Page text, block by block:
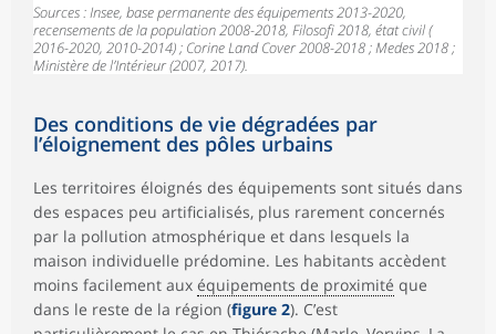
Sources : Insee, base permanente des équipements 2013-2020,
recensements de la population 2008-2018, Filosofi 2018, état civil (
2016-2020, 2010-2014) ; Corine Land Cover 2008-2018 ; Medes 2018 ;
Ministère de l’Intérieur (2007, 2017).
Des conditions de vie dégradées par
l’éloignement des pôles urbains
Les territoires éloignés des équipements sont situés dans
des espaces peu artificialisés, plus rarement concernés
par la pollution atmosphérique et dans lesquels la
maison individuelle prédomine. Les habitants accèdent
moins facilement aux équipements de proximité que
dans le reste de la région (figure 2). C’est